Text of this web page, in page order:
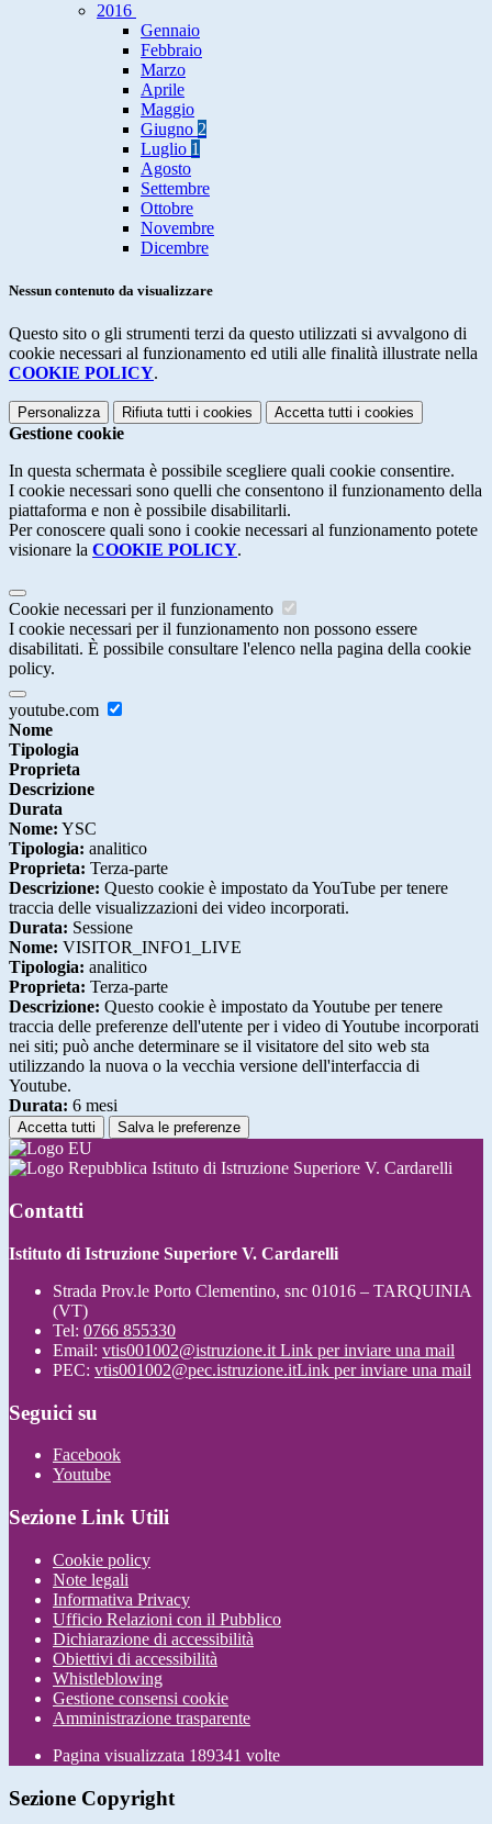
2016
Gennaio
Febbraio
Marzo
Aprile
Maggio
Giugno 2
Luglio 1
Agosto
Settembre
Ottobre
Novembre
Dicembre
Nessun contenuto da visualizzare
Questo sito o gli strumenti terzi da questo utilizzati si avvalgono di
cookie necessari al funzionamento ed utili alle finalità illustrate nella
COOKIE POLICY.
Personalizza Rifiuta tutti i cookies Accetta tutti i cookies
Gestione cookie
In questa schermata è possibile scegliere quali cookie consentire.
I cookie necessari sono quelli che consentono il funzionamento della
piattaforma e non è possibile disabilitarli.
Per conoscere quali sono i cookie necessari al funzionamento potete
visionare la COOKIE POLICY.
Cookie necessari per il funzionamento
I cookie necessari per il funzionamento non possono essere
disabilitati. È possibile consultare l'elenco nella pagina della cookie
policy.
youtube.com
Nome
Tipologia
Proprieta
Descrizione
Durata
Nome: YSC
Tipologia: analitico
Proprieta: Terza-parte
Descrizione: Questo cookie è impostato da YouTube per tenere
traccia delle visualizzazioni dei video incorporati.
Durata: Sessione
Nome: VISITOR_INFO1_LIVE
Tipologia: analitico
Proprieta: Terza-parte
Descrizione: Questo cookie è impostato da Youtube per tenere
traccia delle preferenze dell'utente per i video di Youtube incorporati
nei siti; può anche determinare se il visitatore del sito web sta
utilizzando la nuova o la vecchia versione dell'interfaccia di
Youtube.
Durata: 6 mesi
Accetta tutti Salva le preferenze
Istituto di Istruzione Superiore V. Cardarelli
Contatti
Istituto di Istruzione Superiore V. Cardarelli
Strada Prov.le Porto Clementino, snc 01016 – TARQUINIA
(VT)
Tel: 0766 855330
Email: vtis001002@istruzione.it Link per inviare una mail
PEC: vtis001002@pec.istruzione.itLink per inviare una mail
Seguici su
Facebook
Youtube
Sezione Link Utili
Cookie policy
Note legali
Informativa Privacy
Ufficio Relazioni con il Pubblico
Dichiarazione di accessibilità
Obiettivi di accessibilità
Whistleblowing
Gestione consensi cookie
Amministrazione trasparente
Pagina visualizzata 189341 volte
Sezione Copyright